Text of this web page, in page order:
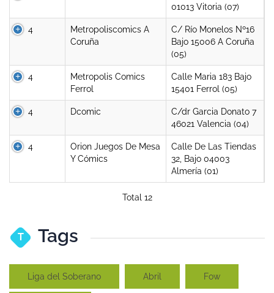
01013 Vitoria (07)
4
Metropoliscomics A
Coruña
C/ Río Monelos Nº16
Bajo 15006 A Coruña
(05)
4
Metropolis Comics
Ferrol
Calle Maria 183 Bajo
15401 Ferrol (05)
4 Dcomic
C/dr Garcia Donato 7
46021 Valencia (04)
4
Orion Juegos De Mesa
Y Cómics
Calle De Las Tiendas
32, Bajo 04003
Almería (01)
Total 12
T Tags
Liga del Soberano Abril Fow